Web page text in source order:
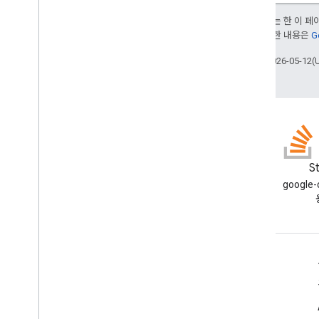
달리 명시되지 않는 한 이 페
부여됩니다. 자세한 내용은
최종 업데이트: 2026-05-
google-